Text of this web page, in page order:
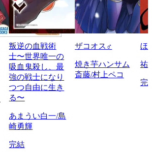
叛逆の血戦術
士〜世界唯一の
吸血鬼殺し、最
強の戦士になり
つつ自由に生き
る〜
あまうい白一/島
崎勇輝
完結
ザコオス♂
焼き芋ハンサム
斎藤/村上ペコ
ほ
祐
完